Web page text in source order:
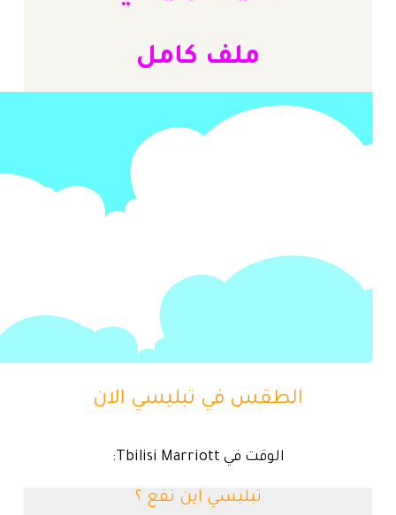
ملف كامل
الطقس في تبليسي الان
الوقت في Tbilisi Marriott:
تبليسي اين تقع ؟